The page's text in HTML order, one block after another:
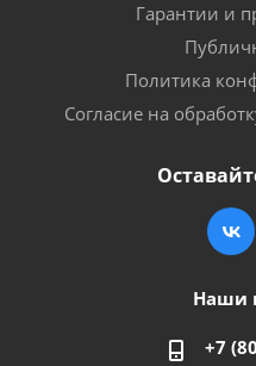
Гарантии и
Политика
Согласие на
Наши
+7